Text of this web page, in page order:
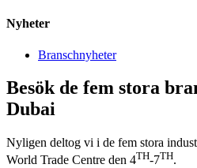
Nyheter
Branschnyheter
Besök de fem stora
Dubai
Nyligen deltog vi i de fem stora
World Trade Centre den 4TH-7TH.